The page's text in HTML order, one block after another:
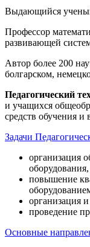
Выдающийся
Профессор
развивающей
Автор более 200
болгарском,
Педагогический
и учащихся
средств обучения
Задачи
организация
повышение
организация
проведение
Основные